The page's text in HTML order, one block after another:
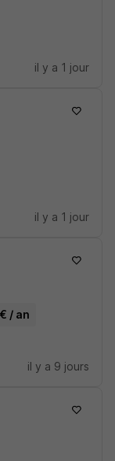
il y a 1 jour
il y a 1 jour
/ an
il y a 9 jours